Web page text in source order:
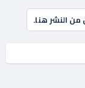
النشر هنا.